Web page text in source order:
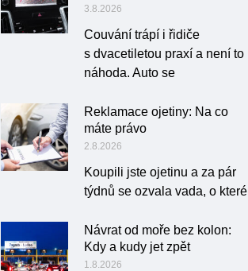
3.8.2026
Couvání trápí i řidiče
s dvacetiletou praxí a není to
náhoda. Auto se
Reklamace ojetiny: Na co
máte právo
2.8.2026
Koupili jste ojetinu a za pár
týdnů se ozvala vada, o které
Návrat od moře bez kolon:
Kdy a kudy jet zpět
1.8.2026